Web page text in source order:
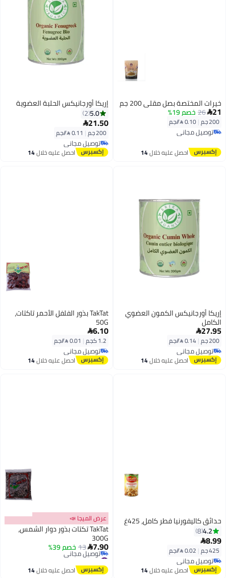
خيرات المختصة بصل مقلي 200 جم
21
26 خصم 19%
200 جم |
توصيل مجاني
احصل عليه خلال14
إريكا أورجانيكس الحلبة العضوية
5.0
2
21.50
200 جم |
توصيل مجاني
توصيل مجانياحصل عليه خلال14
إريكا أورجانيكس الكمون العضوي
الكامل
27.95
200 جم |
توصيل مجاني
توصيل مجانياحصل عليه خلال14
TakTat بذور الفلفل الأحمر تاكتات،
50G
6.10
1.2 كجم |
توصيل مجاني
توصيل مجانياحصل عليه خلال14
حدائق كاليفورنيا فطر كامل، 425غ
4.2
8
8.99
425 جم |
توصيل مجاني
توصيل مجانياحصل عليه خلال14
عرض الميجا 📣
TakTat تكتات بذور دوار الشمس،
300G
7.90
13 خصم 39%
#20 في حبوب توابل كاملة
أقل سعر في 7 يوم
توصيل مجانياحصل عليه خلال14